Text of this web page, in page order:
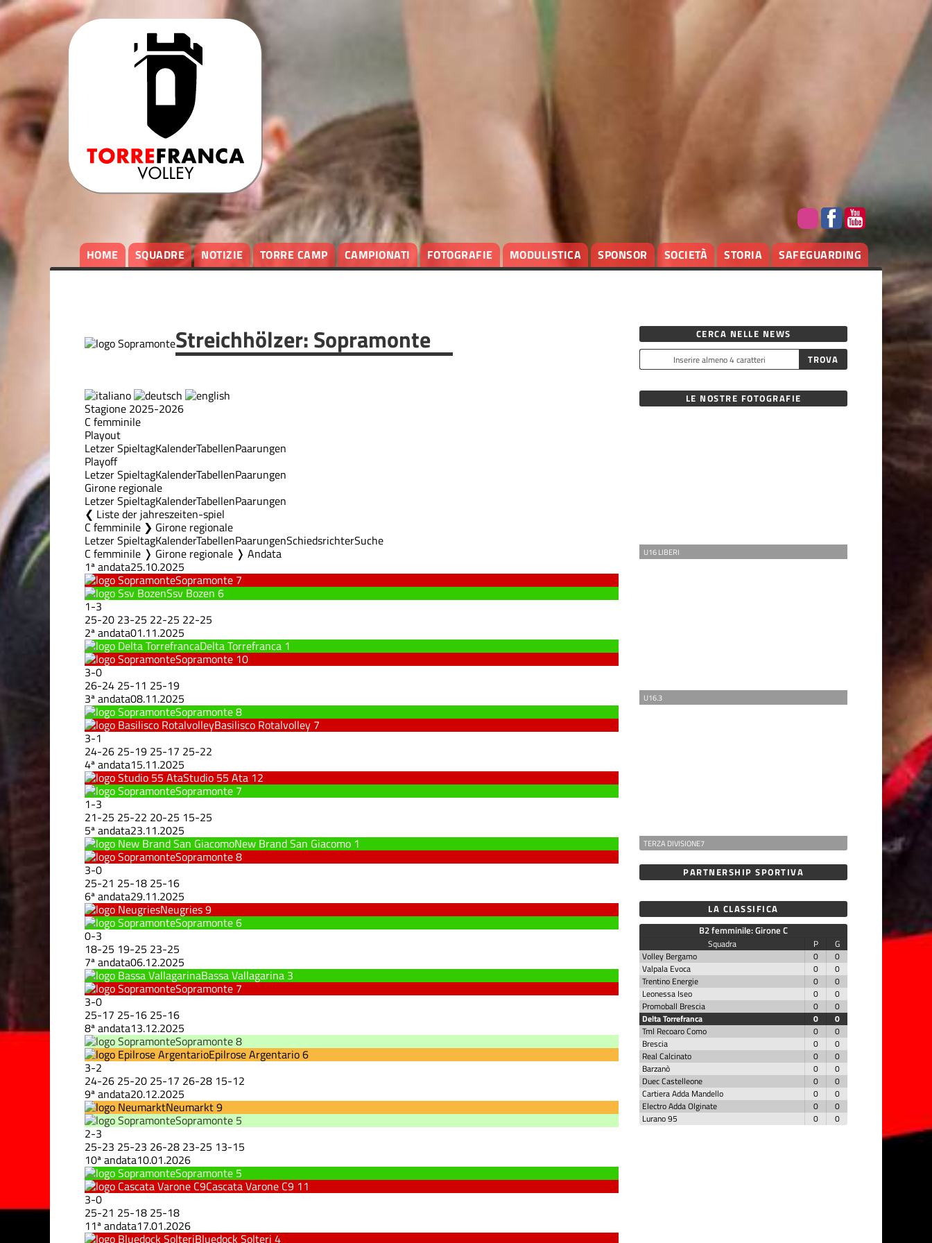
HOME SQUADRE NOTIZIE TORRE CAMP CAMPIONATI FOTOGRAFIE MODULISTICA SPONSOR SOCIETÀ STORIA SAFEGUARDING
Streichhölzer: Sopramonte
Stagione 2025-2026
C femminile
Playout
Letzer SpieltagKalenderTabellenPaarungen
Playoff
Letzer SpieltagKalenderTabellenPaarungen
Girone regionale
Letzer SpieltagKalenderTabellenPaarungen
Liste der jahreszeiten-spiel
C femminile ❯ Girone regionale
Letzer SpieltagKalenderTabellenPaarungenSchiedsrichterSuche
C femminile ❭ Girone regionale ❭ Andata
1ª andata25.10.2025
Sopramonte 7
Ssv Bozen 6
1-3
25-20 23-25 22-25 22-25
2ª andata01.11.2025
Delta Torrefranca 1
Sopramonte 10
3-0
26-24 25-11 25-19
3ª andata08.11.2025
Sopramonte8
Basilisco Rotalvolley 7
3-1
24-26 25-19 25-17 25-22
4ª andata15.11.2025
Studio 55 Ata 12
Sopramonte 7
1-3
21-25 25-22 20-25 15-25
5ª andata23.11.2025
New Brand San Giacomo 1
Sopramonte8
3-0
25-21 25-18 25-16
6ª andata29.11.2025
Neugries9
Sopramonte6
0-3
18-25 19-25 23-25
7ª andata06.12.2025
Bassa Vallagarina 3
Sopramonte 7
3-0
25-17 25-16 25-16
8ª andata13.12.2025
Sopramonte8
Epilrose Argentario6
3-2
24-26 25-20 25-17 26-28 15-12
9ª andata20.12.2025
Neumarkt9
Sopramonte 5
2-3
25-23 25-23 26-28 23-25 13-15
10ª andata10.01.2026
Sopramonte 5
Cascata Varone C9 11
3-0
25-21 25-18 25-18
11ª andata17.01.2026
Bluedock Solteri 4
CERCA NELLE NEWS
LE NOSTRE FOTOGRAFIE
U16 LIBERI
U16.3
TERZA DIVISIONE7
PARTNERSHIP SPORTIVA
LA CLASSIFICA
B2 femminile: Girone C
Squadra P
G
Volley Bergamo
0
0
Valpala Evoca
0
0
Trentino Energie
0
0
Leonessa Iseo
0
0
Promoball Brescia
0
0
Delta Torrefranca
0
0
Tml Recoaro Como
0
0
Brescia
0
0
Real Calcinato
0
0
Barzanò
0
0
Duec Castelleone
0
0
Cartiera Adda Mandello
0
0
Electro Adda Olginate
0
0
Lurano 95
0 0